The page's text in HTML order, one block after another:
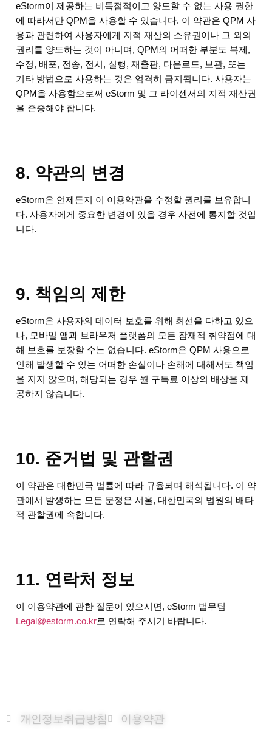
eStorm이 제공하는 비독점적이고 양도할 수 없는 사용 권한
에 따라서만 QPM을 사용할 수 있습니다. 이 약관은 QPM 사
용과 관련하여 사용자에게 지적 재산의 소유권이나 그 외의
권리를 양도하는 것이 아니며, QPM의 어떠한 부분도 복제,
수정, 배포, 전송, 전시, 실행, 재출판, 다운로드, 보관, 또는
기타 방법으로 사용하는 것은 엄격히 금지됩니다. 사용자는
QPM을 사용함으로써 eStorm 및 그 라이센서의 지적 재산권
을 존중해야 합니다.
8. 약관의 변경
eStorm은 언제든지 이 이용약관을 수정할 권리를 보유합니
다. 사용자에게 중요한 변경이 있을 경우 사전에 통지할 것입
니다.
9. 책임의 제한
eStorm은 사용자의 데이터 보호를 위해 최선을 다하고 있으
나, 모바일 앱과 브라우저 플랫폼의 모든 잠재적 취약점에 대
해 보호를 보장할 수는 없습니다. eStorm은 QPM 사용으로
인해 발생할 수 있는 어떠한 손실이나 손해에 대해서도 책임
을 지지 않으며, 해당되는 경우 월 구독료 이상의 배상을 제
공하지 않습니다.
10. 준거법 및 관할권
이 약관은 대한민국 법률에 따라 규율되며 해석됩니다. 이 약
관에서 발생하는 모든 분쟁은 서울, 대한민국의 법원의 배타
적 관할권에 속합니다.
11. 연락처 정보
이 이용약관에 관한 질문이 있으시면, eStorm 법무팀
Legal@estorm.co.kr로 연락해 주시기 바랍니다.
개인정보취급방침 이용약관